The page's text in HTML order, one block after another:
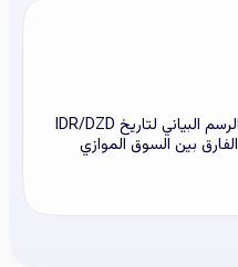
اعكس اتجاه التحويل أو انتقل إلى الرسم البياني لتاريخ IDR/DZD
بين السوق الموازي